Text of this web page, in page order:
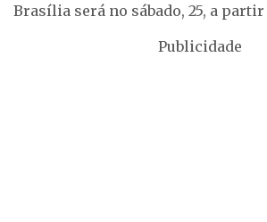
Brasília será no sábado, 25, a partir
Publicidade